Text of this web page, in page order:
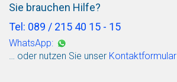
Sie brauchen Hilfe?
Tel: 089 / 215 40 15 - 15
WhatsApp:
… oder nutzen Sie unser Kontaktformular